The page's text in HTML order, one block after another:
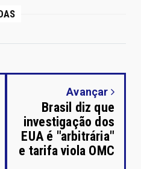
Avançar
Brasil diz que
investigação dos
EUA é "arbitrária"
e tarifa viola OMC